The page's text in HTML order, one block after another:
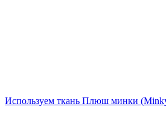
Используем ткань Плюш минки